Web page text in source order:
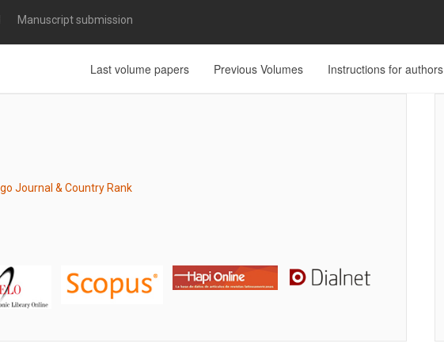
Manuscript submission
Last volume papers Previous Volumes Instructions for authors